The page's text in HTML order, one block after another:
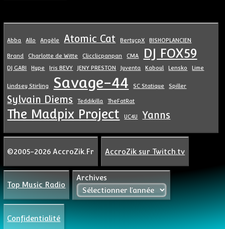
Abba Allo Angèle Atomic Cat BertycpX BISHOPLANCIEN
Brand Charlotte de Witte Clicclicpanpan CMA DJ FOX59
DJ GABI Hype Iris BEVY JENY PRESTON Juventa Kaboul Lensko Lime
Lindsey Stirling Savage-44 SC Statique Spiller
Sylvain Diems Teddikilla TheFatRat
The Madpix Project UC4U Yanns
©2005-2026 AccroZik.Fr AccroZik sur Twitch.tv
Top Music Radio
Archives
Confidentialité